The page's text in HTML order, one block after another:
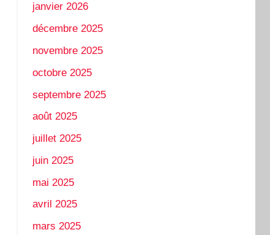
janvier 2026
décembre 2025
novembre 2025
octobre 2025
septembre 2025
août 2025
juillet 2025
juin 2025
mai 2025
avril 2025
mars 2025